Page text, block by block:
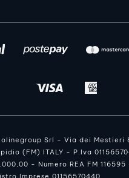
Srl - Via dei Mestieri
(FM) ITALY - P.Iva
- Numero REA FM
Imprese 01156570440